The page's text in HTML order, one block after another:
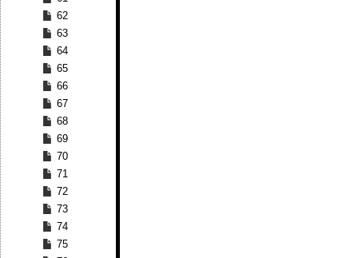
62
63
64
65
66
67
68
69
70
71
72
73
74
75